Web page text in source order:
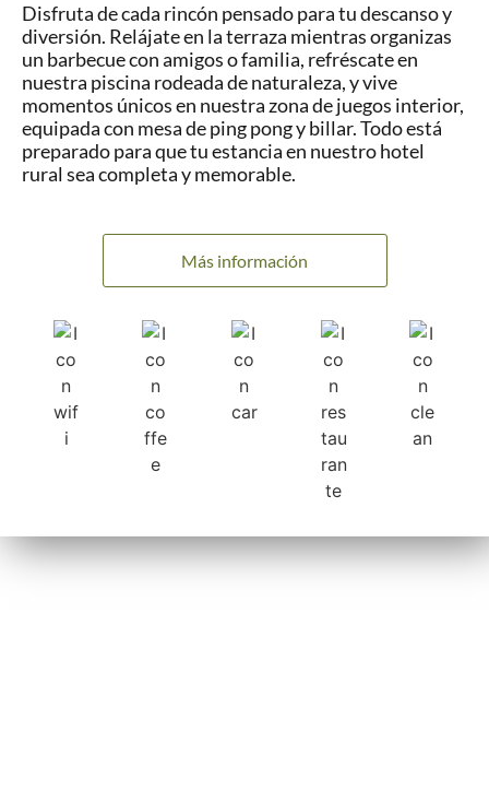
Disfruta de cada rincón pensado para tu descanso y
diversión. Relájate en la terraza mientras organizas
un barbecue con amigos o familia, refréscate en
nuestra piscina rodeada de naturaleza, y vive
momentos únicos en nuestra zona de juegos interior,
equipada con mesa de ping pong y billar. Todo está
preparado para que tu estancia en nuestro hotel
rural sea completa y memorable.
Más información